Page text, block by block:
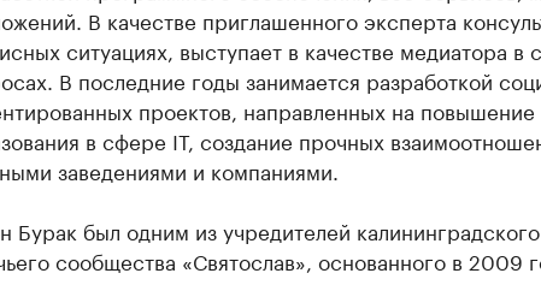
В качестве приглашенного эксперта
ситуациях, выступает в качестве медиатора в
В последние годы занимается разработкой
проектов, направленных на повышение
в сфере IT, создание прочных
заведениями и компаниями.
Бурак был одним из учредителей
сообщества «Святослав», основанного в 2009